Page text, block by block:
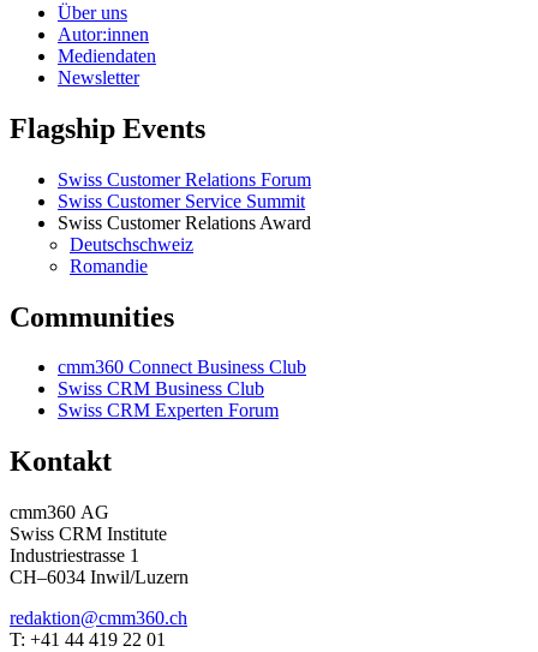
Über uns
Autor:innen
Mediendaten
Newsletter
Flagship Events
Swiss Customer Relations Forum
Swiss Customer Service Summit
Swiss Customer Relations Award
Deutschschweiz
Romandie
Communities
cmm360 Connect Business Club
Swiss CRM Business Club
Swiss CRM Experten Forum
Kontakt
cmm360 AG
Swiss CRM Institute
Industriestrasse 1
CH–6034 Inwil/Luzern
redaktion@cmm360.ch
T: +41 44 419 22 01